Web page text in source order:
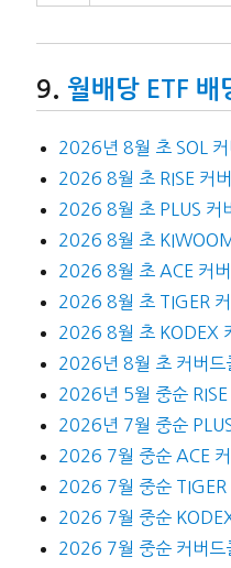
월배당 ETF 배
2026년 8월 초 SOL 커
2026 8월 초 RISE 커
2026 8월 초 PLUS 커
2026 8월 초
2026 8월 초 ACE 커
2026 8월 초 TIGER
2026 8월 초 KODEX
2026년 8월 초 커버드
2026년 5월 중순 RISE
2026년 7월 중순
2026 7월 중순 ACE
2026 7월 중순 TIGER
2026 7월 중순
2026 7월 중순 커버드